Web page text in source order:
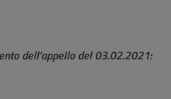
dell’appello del 03.02.2021: